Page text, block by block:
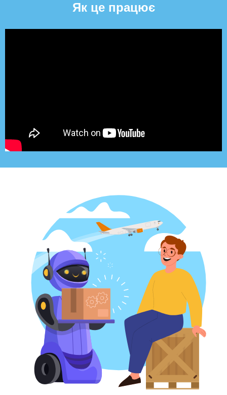
Як це працює